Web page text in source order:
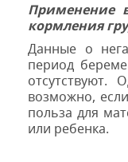
Применение
кормления
Данные о
период
отсутствуют.
возможно,
польза для
или ребенка.